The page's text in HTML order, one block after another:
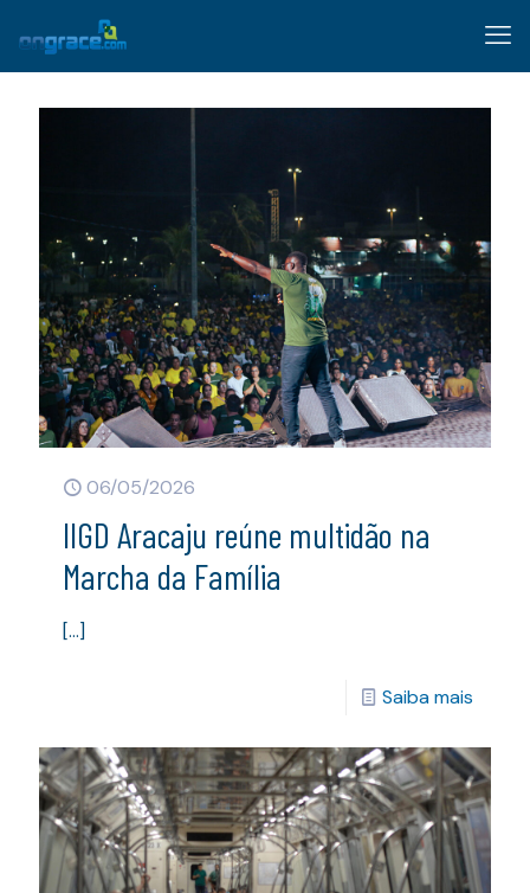
06/05/2026
IIGD Aracaju reúne multidão na
Marcha da Família
[…]
Saiba mais